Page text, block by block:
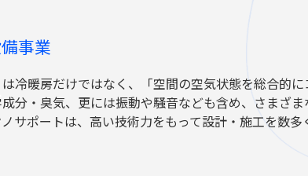
事業
は冷暖房だけではなく、「空間の空気状態を総合的
分・臭気、更には振動や騒音なども含め、さまざ
サポートは、高い技術力をもって設計・施工を数多